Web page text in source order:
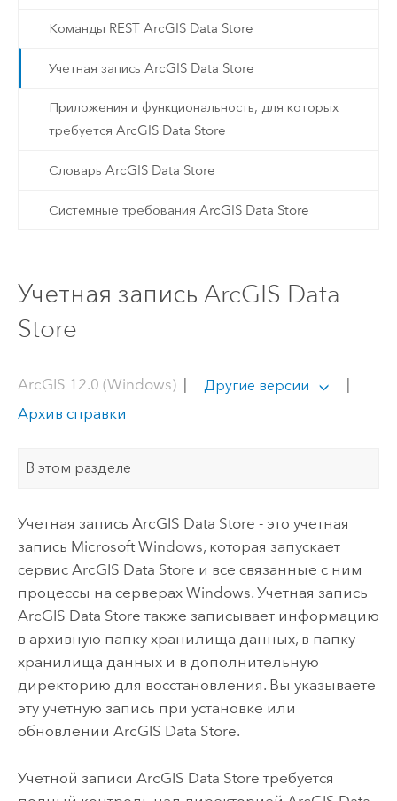
Команды REST ArcGIS Data Store
Учетная запись ArcGIS Data Store
Приложения и функциональность, для которых
требуется ArcGIS Data Store
Словарь ArcGIS Data Store
Системные требования ArcGIS Data Store
Учетная запись ArcGIS Data
Store
ArcGIS 12.0 (Windows)| Другие версии
Архив справки
В этом разделе
Учетная запись ArcGIS Data Store - это учетная
запись Microsoft Windows, которая запускает
сервис ArcGIS Data Store и все связанные с ним
процессы на серверах Windows. Учетная запись
ArcGIS Data Store также записывает информацию
в архивную папку хранилища данных, в папку
хранилища данных и в дополнительную
директорию для восстановления. Вы указываете
эту учетную запись при установке или
обновлении ArcGIS Data Store.
Учетной записи ArcGIS Data Store требуется